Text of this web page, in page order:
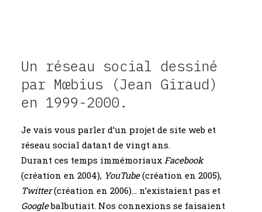
Un réseau social dessiné
par Mœbius (Jean Giraud)
en 1999-2000.
Je vais vous parler d’un projet de site web et
réseau social datant de vingt ans.
Durant ces temps immémoriaux Facebook
(création en 2004), YouTube(création en 2005),
Twitter(création en 2006)… n’existaient pas et
Googlebalbutiait. Nos connexions se faisaient